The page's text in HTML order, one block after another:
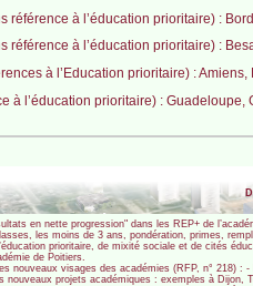
à l’éducation prioritaire) :
à l’éducation prioritaire) :
à l’Education prioritaire) : Amiens,
à l’éducation prioritaire) :
en nette progression" dans les REP+ de
les moins de 3 ans, pondération, primes,
prioritaire, de mixité sociale et de cités
de Poitiers.
nouveaux visages des académies (RFP, n° 218) :
nouveaux projets académiques : exemples à Dijon,